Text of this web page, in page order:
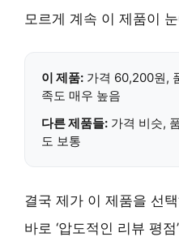
모르게 계속 이 제품이
이 제품: 가격 60,200원,
족도 매우 높음
다른 제품들: 가격 비슷,
도 보통
결국 제가 이 제품을 선
바로 ‘압도적인 리뷰 평